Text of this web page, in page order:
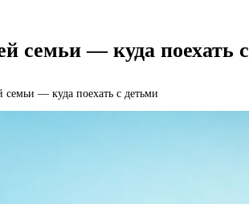
семьи — куда поехать с
— куда поехать с детьми